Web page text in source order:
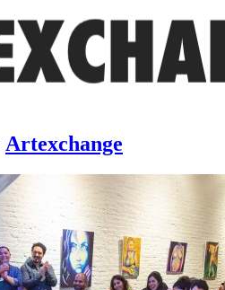
Artexchange